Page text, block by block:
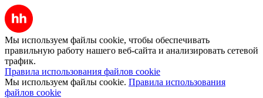
Мы используем файлы cookie, чтобы обеспечивать
правильную работу нашего веб-сайта и анализировать сетевой
трафик.
Правила использования файлов cookie
Мы используем файлы cookie. Правила использования
файлов cookie